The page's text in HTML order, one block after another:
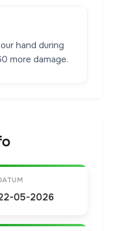
hand during
more damage.
05-2026